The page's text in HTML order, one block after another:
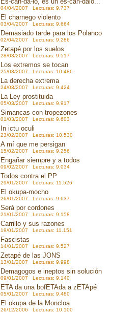
04/04/2007 Lecturas: 9.737
El charnego violento
03/04/2007 Lecturas: 9.664
Demasiado tarde para los Polanco
02/04/2007 Lecturas: 9.286
Zetapé por los suelos
28/03/2007 Lecturas: 9.517
Los extremos se tocan
25/03/2007 Lecturas: 10.486
La derecha extrema
24/03/2007 Lecturas: 9.424
La Ley prostituida
05/03/2007 Lecturas: 9.917
Simancas con tropezones
01/03/2007 Lecturas: 9.603
In ictu oculi
23/02/2007 Lecturas: 10.530
A mí que me persigan
15/02/2007 Lecturas: 9.256
Engañar siempre y a todos
09/02/2007 Lecturas: 9.034
Todos contra el PP
29/01/2007 Lecturas: 11.526
El okupa-mocho
26/01/2007 Lecturas: 9.637
Será por cordones
21/01/2007 Lecturas: 9.158
Carrillo y sus razones
19/01/2007 Lecturas: 11.151
Fascistas
14/01/2007 Lecturas: 9.527
Zetapé de las JONS
13/01/2007 Lecturas: 9.998
Demagogos e ineptos sin solución
09/01/2007 Lecturas: 9.140
ETA da una bofETAda a zETApé
05/01/2007 Lecturas: 9.480
El okupa de la Moncloa
26/12/2006 Lecturas: 10.100